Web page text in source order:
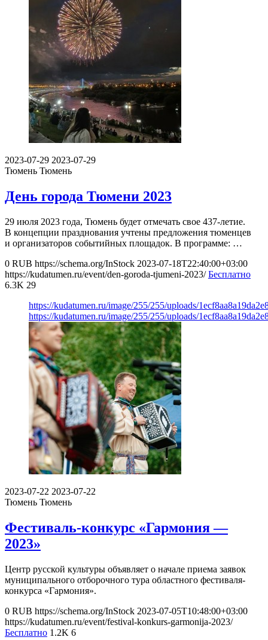
2023-07-29 2023-07-29
Тюмень Тюмень
День города Тюмени 2023
29 июля 2023 года, Тюмень будет отмечать свое 437-летие.
В концепции празднования учтены предложения тюменцев
и организаторов событийных площадок. В программе: …
0 RUB https://schema.org/InStock 2023-07-18T22:40:00+03:00
https://kudatumen.ru/event/den-goroda-tjumeni-2023/ Бесплатно
6.3K 29
https://kudatumen.ru/image/255/255/uploads/
https://kudatumen.ru/image/255/255/uploads/
2023-07-22 2023-07-22
Тюмень Тюмень
Фестиваль-конкурс «Гармония —
2023»
Центр русской культуры объявляет о начале приема заявок
муниципального отборочного тура областного фестиваля-
конкурса «Гармония».
0 RUB https://schema.org/InStock 2023-07-05T10:48:00+03:00
https://kudatumen.ru/event/festival-konkurs-garmonija-2023/
Бесплатно 1.2K 6